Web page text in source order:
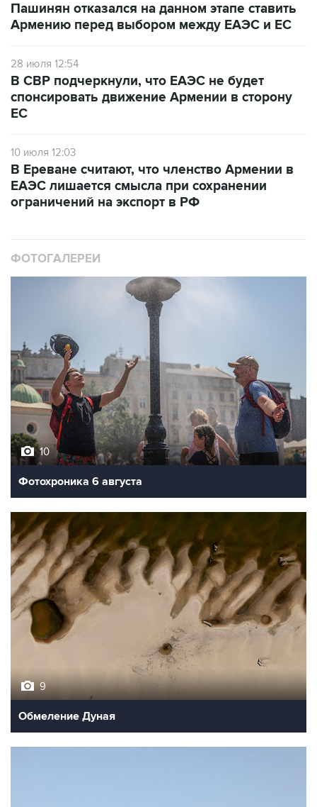
Пашинян отказался на данном этапе ставить
Армению перед выбором между ЕАЭС и ЕС
28 июля 12:54
В СВР подчеркнули, что ЕАЭС не будет
спонсировать движение Армении в сторону
ЕС
10 июля 12:03
В Ереване считают, что членство Армении в
ЕАЭС лишается смысла при сохранении
ограничений на экспорт в РФ
ФОТОГАЛЕРЕИ
10
Фотохроника 6 августа
9
Обмеление Дуная